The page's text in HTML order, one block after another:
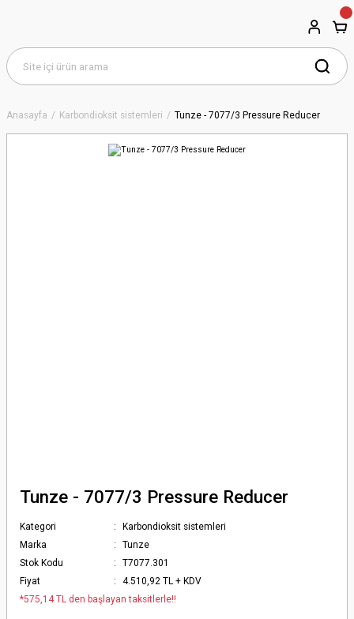
Anasayfa Karbondioksit sistemleri Tunze - 7077/3 Pressure Reducer
Tunze - 7077/3 Pressure Reducer
Kategori
Karbondioksit sistemleri
Marka
Tunze
Stok Kodu
T7077.301
Fiyat
4.510,92 TL + KDV
*575,14 TL den başlayan taksitlerle!!